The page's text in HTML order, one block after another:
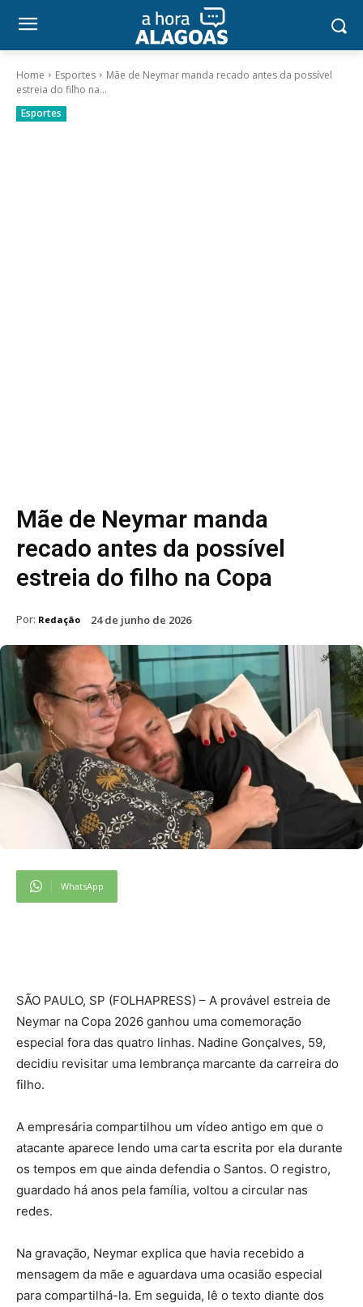
Home Esportes
Mãe de Neymar manda recado antes da possível
estreia do filho na...
Esportes
Mãe de Neymar manda
recado antes da possível
estreia do filho na Copa
Por: Redação 24 de junho de 2026
WhatsApp
SÃO PAULO, SP (FOLHAPRESS) – A provável estreia de
Neymar na Copa 2026 ganhou uma comemoração
especial fora das quatro linhas. Nadine Gonçalves, 59,
decidiu revisitar uma lembrança marcante da carreira do
filho.
A empresária compartilhou um vídeo antigo em que o
atacante aparece lendo uma carta escrita por ela durante
os tempos em que ainda defendia o Santos. O registro,
guardado há anos pela família, voltou a circular nas
redes.
Na gravação, Neymar explica que havia recebido a
mensagem da mãe e aguardava uma ocasião especial
para compartilhá-la. Em seguida, lê o texto diante dos